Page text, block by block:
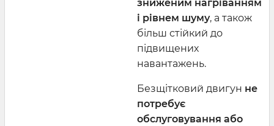
зниженим нагріванням
і рівнем шуму, а також
більш стійкий до
підвищених
навантажень.
Безщітковий двигун не
потребує
обслуговування або